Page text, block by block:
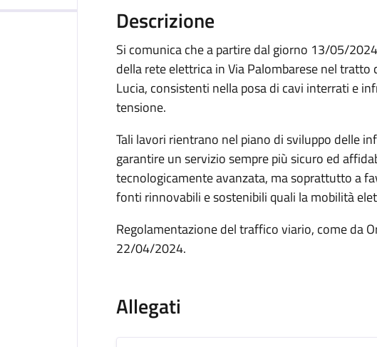
Descrizione
Si comunica che a partire dal giorno 13/05/
della rete elettrica in Via Palombarese nel tratto
Lucia, consistenti nella posa di cavi interrati e
tensione.
Tali lavori rientrano nel piano di sviluppo delle
garantire un servizio sempre più sicuro ed
tecnologicamente avanzata, ma soprattutto a
fonti rinnovabili e sostenibili quali la mobilità
Regolamentazione del traffico viario, come da
22/04/2024.
Allegati